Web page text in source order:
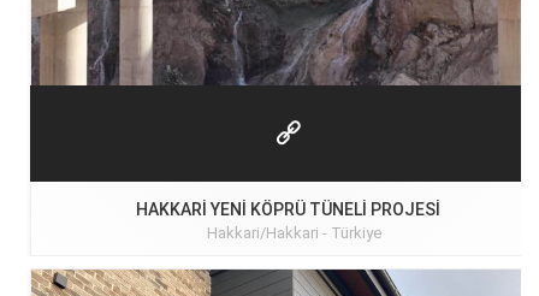
HAKKARI YENI KÖPRÜ TÜNELI PROJESI
Hakkari/Hakkari - Türkiye